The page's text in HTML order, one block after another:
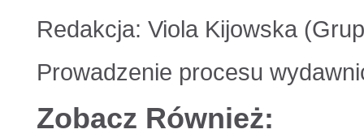
Redakcja: Viola Kijowska
Prowadzenie procesu
Zobacz Również: